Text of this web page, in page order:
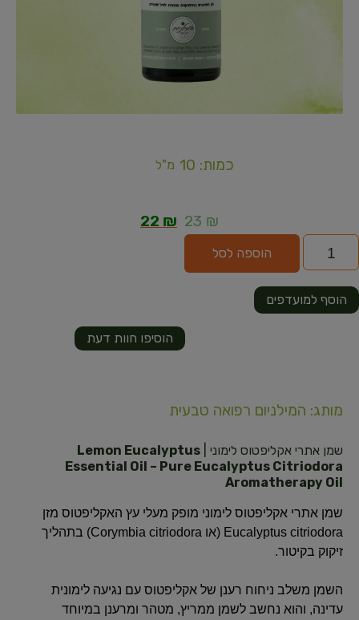
כמות: 10 מ"ל
23 ₪
22 ₪
הוספה לסל
הוסיפו חוות דעת
הוסף למועדפים
מותג: המילניום רפואה טבעית
שמן אתרי אקליפטוס לימוני | Lemon Eucalyptus
Essential Oil – Pure Eucalyptus Citriodora
Aromatherapy Oil
שמן אתרי אקליפטוס לימוני מופק מעלי עץ האקליפטוס מזן
Eucalyptus citriodora (או Corymbia citriodora) בתהליך
זיקוק בקיטור.
השמן משלב ניחוח רענן של אקליפטוס עם נגיעה לימונית
עדינה, והוא נחשב לשמן ממריץ, מטהר ומרענן במיוחד